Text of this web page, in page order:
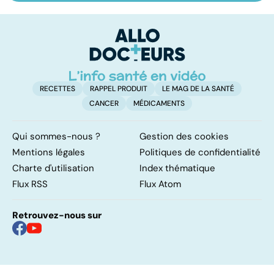
sexuelles :
infertilité et
étroits
RECETTES RAPPEL PRODUIT
LE MAG DE LA SANTÉ
CANCER
MÉDICAMENTS
Qui sommes-nous ?
Gestion des cookies
Mentions légales
Politiques de confidentialité
Charte d'utilisation
Index thématique
Flux RSS
Flux Atom
Retrouvez-nous sur